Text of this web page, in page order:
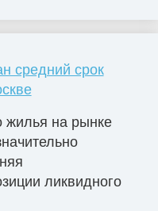
средний срок
жилья на рынке
ликвидного